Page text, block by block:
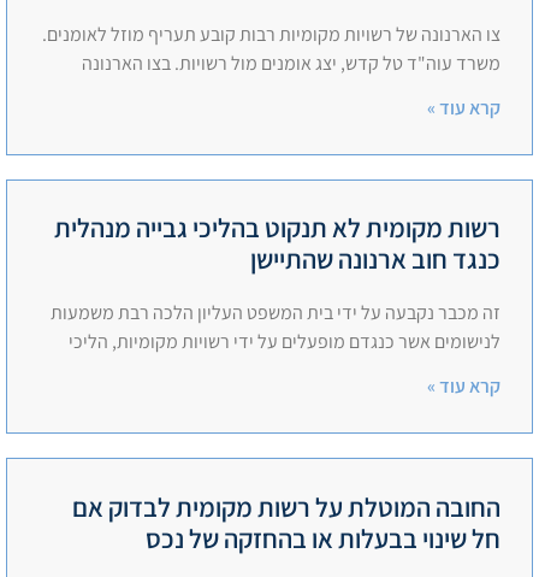
צו הארנונה של רשויות מקומיות רבות קובע תעריף מוזל לאומנים.
משרד עוה"ד טל קדש, יצג אומנים מול רשויות. בצו הארנונה
קרא עוד »
רשות מקומית לא תנקוט בהליכי גבייה מנהלית
כנגד חוב ארנונה שהתיישן
זה מכבר נקבעה על ידי בית המשפט העליון הלכה רבת משמעות
לנישומים אשר כנגדם מופעלים על ידי רשויות מקומיות, הליכי
קרא עוד »
החובה המוטלת על רשות מקומית לבדוק אם
חל שינוי בבעלות או בהחזקה של נכס